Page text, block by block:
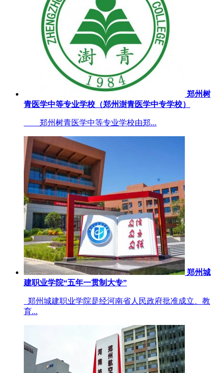
郑州树
青医学中等专业学校（郑州澍青医学中专学校）
郑州树青医学中等专业学校由郑...
郑州城
建职业学院“五年一贯制大专”
郑州城建职业学院是经河南省人民政府批准成立、教
育...